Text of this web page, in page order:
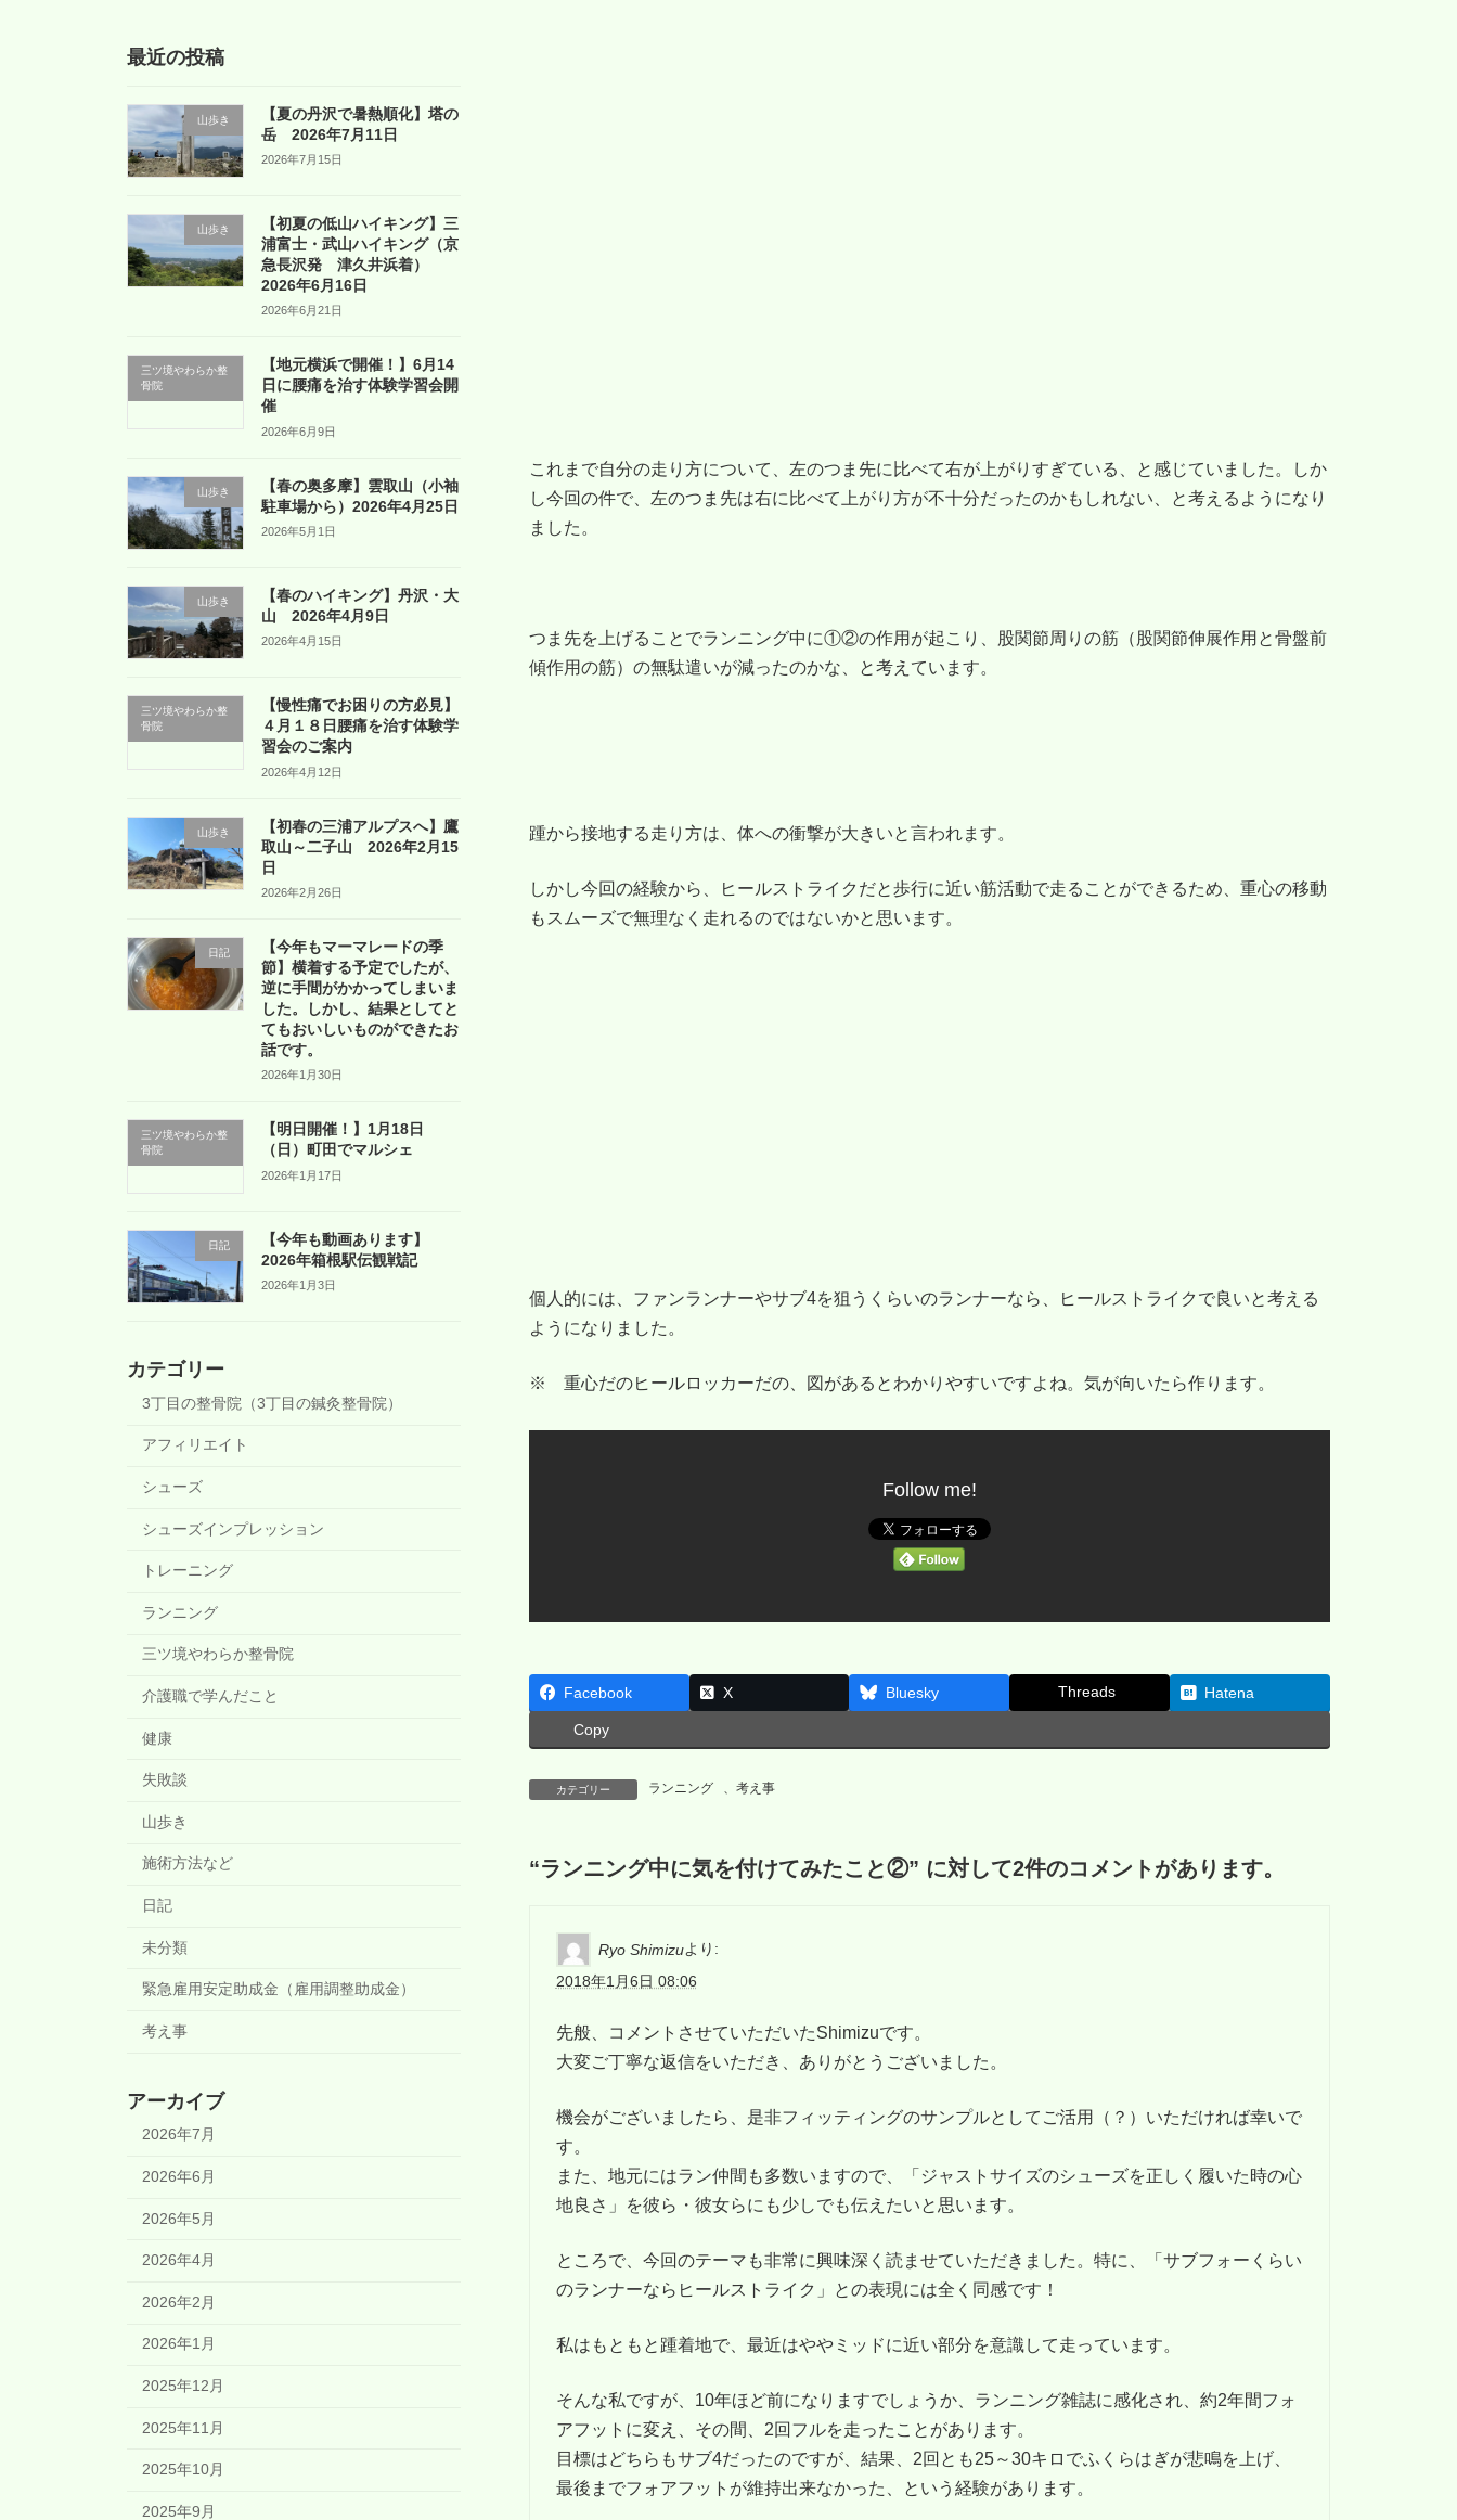
これまで自分の走り方について、左のつま先に比べて右が上がりすぎている、と感じていました。しか
し今回の件で、左のつま先は右に比べて上がり方が不十分だったのかもしれない、と考えるようになり
ました。
つま先を上げることでランニング中に①②の作用が起こり、股関節周りの筋（股関節伸展作用と骨盤前
傾作用の筋）の無駄遣いが減ったのかな、と考えています。
踵から接地する走り方は、体への衝撃が大きいと言われます。
しかし今回の経験から、ヒールストライクだと歩行に近い筋活動で走ることができるため、重心の移動
もスムーズで無理なく走れるのではないかと思います。
個人的には、ファンランナーやサブ4を狙うくらいのランナーなら、ヒールストライクで良いと考える
ようになりました。
※ 重心だのヒールロッカーだの、図があるとわかりやすいですよね。気が向いたら作ります。
Follow me!
Facebook X Bluesky Threads Hatena
Copy
カテゴリー ランニング 、考え事
“ランニング中に気を付けてみたこと②” に対して2件のコメントがあります。
Ryo Shimizuより:
2018年1月6日 08:06
先般、コメントさせていただいたShimizuです。
大変ご丁寧な返信をいただき、ありがとうございました。
機会がございましたら、是非フィッティングのサンプルとしてご活用（？）いただければ幸いで
す。
また、地元にはラン仲間も多数いますので、「ジャストサイズのシューズを正しく履いた時の心
地良さ」を彼ら・彼女らにも少しでも伝えたいと思います。
ところで、今回のテーマも非常に興味深く読ませていただきました。特に、「サブフォーくらい
のランナーならヒールストライク」との表現には全く同感です！
私はもともと踵着地で、最近はややミッドに近い部分を意識して走っています。
そんな私ですが、10年ほど前になりますでしょうか、ランニング雑誌に感化され、約2年間フォ
アフットに変え、その間、2回フルを走ったことがあります。
目標はどちらもサブ4だったのですが、結果、2回とも25～30キロでふくらはぎが悲鳴を上げ、
最後までフォアフットが維持出来なかった、という経験があります。
最近の投稿
山歩き
【夏の丹沢で暑熱順化】塔の
岳 2026年7月11日
2026年7月15日
山歩き
【初夏の低山ハイキング】三
浦富士・武山ハイキング（京
急長沢発 津久井浜着）
2026年6月16日
2026年6月21日
三ツ境やわらか整
骨院
【地元横浜で開催！】6月14
日に腰痛を治す体験学習会開
催
2026年6月9日
山歩き
【春の奥多摩】雲取山（小袖
駐車場から）2026年4月25日
2026年5月1日
山歩き
【春のハイキング】丹沢・大
山 2026年4月9日
2026年4月15日
三ツ境やわらか整
骨院
【慢性痛でお困りの方必見】
４月１８日腰痛を治す体験学
習会のご案内
2026年4月12日
山歩き
【初春の三浦アルプスへ】鷹
取山～二子山 2026年2月15
日
2026年2月26日
日記
【今年もマーマレードの季
節】横着する予定でしたが、
逆に手間がかかってしまいま
した。しかし、結果としてと
てもおいしいものができたお
話です。
2026年1月30日
三ツ境やわらか整
骨院
【明日開催！】1月18日
（日）町田でマルシェ
2026年1月17日
日記
【今年も動画あります】
2026年箱根駅伝観戦記
2026年1月3日
カテゴリー
3丁目の整骨院（3丁目の鍼灸整骨院）
アフィリエイト
シューズ
シューズインプレッション
トレーニング
ランニング
三ツ境やわらか整骨院
介護職で学んだこと
健康
失敗談
山歩き
施術方法など
日記
未分類
緊急雇用安定助成金（雇用調整助成金）
考え事
アーカイブ
2026年7月
2026年6月
2026年5月
2026年4月
2026年2月
2026年1月
2025年12月
2025年11月
2025年10月
2025年9月